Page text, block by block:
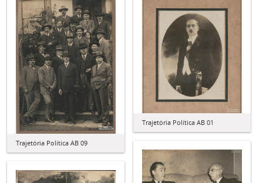
Trajetória Política AB 01
Trajetória Política AB 09